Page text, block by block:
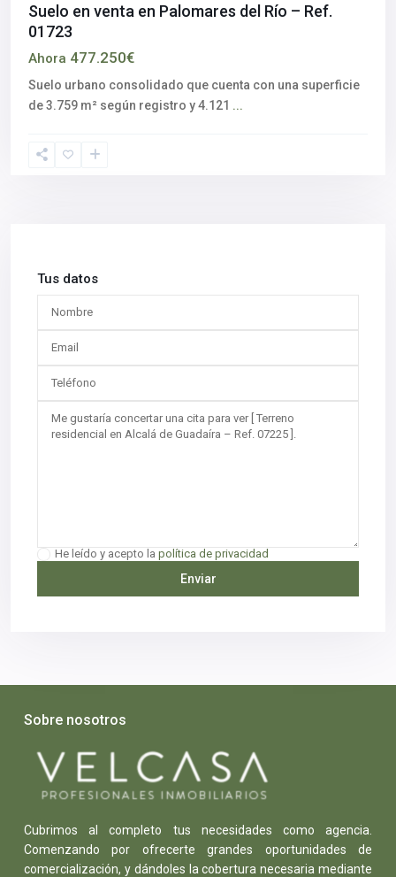
Suelo en venta en Palomares del Río – Ref.
01723
Ahora 477.250€
Suelo urbano consolidado que cuenta con una superficie
de 3.759 m² según registro y 4.121 ...
Tus datos
He leído y acepto la política de privacidad
Sobre nosotros
Cubrimos al completo tus necesidades como agencia.
Comenzando por ofrecerte grandes oportunidades de
comercialización, y dándoles la cobertura necesaria mediante